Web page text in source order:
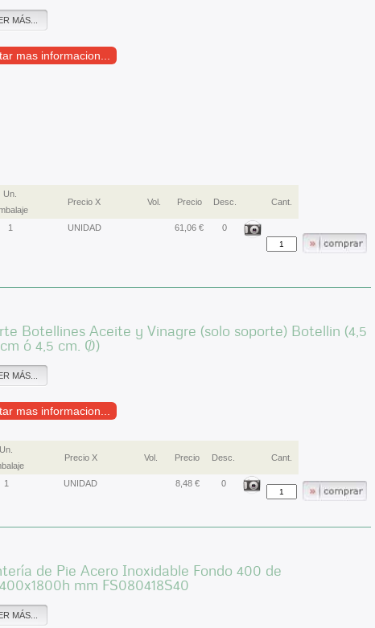
MÁS...
mas informacion...
Un.
Precio X Vol. Precio Desc. Cant.
1 UNIDAD 61,06 € 0
Botellines Aceite y Vinagre (solo soporte) Botellin (4,5
ó 4,5 cm. Ø)
MÁS...
mas informacion...
Un.
Precio X Vol. Precio Desc. Cant.
1 UNIDAD 8,48 € 0
de Pie Acero Inoxidable Fondo 400 de
mm FS080418S40
MÁS...